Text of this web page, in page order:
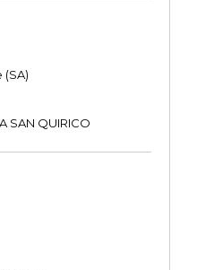
SAN QUIRICO